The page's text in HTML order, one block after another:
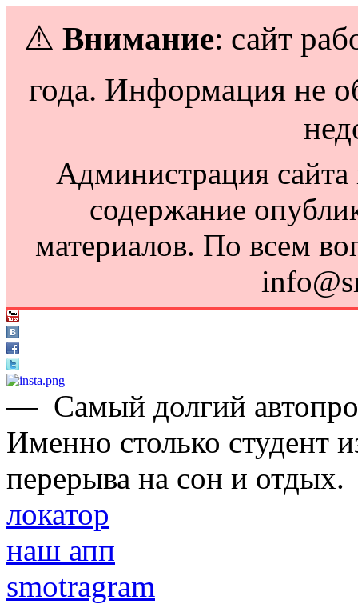
⚠️ Внимание: сайт
года. Информация не
Администрация сайта
содержание
материалов. По всем
— Самый долгий
Именно столько студент
перерыва на сон и отдых.
локатор
наш апп
smotragram